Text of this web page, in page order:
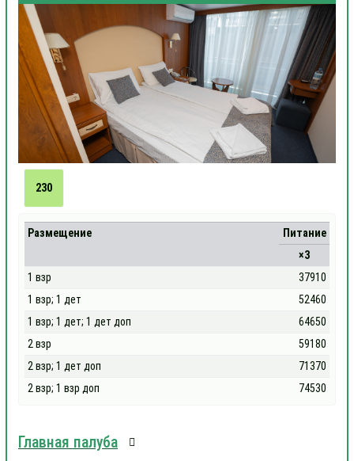
230
Размещение
Питание
×3
1 взр
37910
1 взр; 1 дет
52460
1 взр; 1 дет; 1 дет доп
64650
2 взр
59180
2 взр; 1 дет доп
71370
2 взр; 1 взр доп
74530
Главная палуба